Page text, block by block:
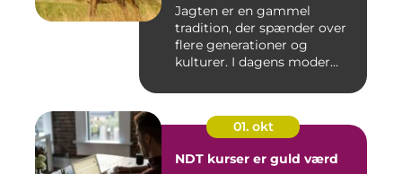
Jagten er en gammel
tradition, der spænder over
flere generationer og
kulturer. I dagens moder...
01. okt
NDT kurser er guld værd